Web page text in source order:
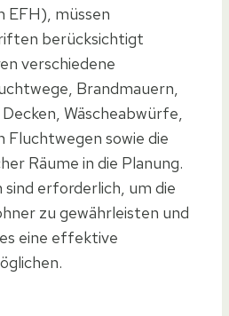
EFH), müssen
berücksichtigt
verschiedene
Brandmauern,
Wäscheabwürfe,
Fluchtwegen sowie die
Räume in die Planung.
sind erforderlich, um die
zu gewährleisten und
eine effektive